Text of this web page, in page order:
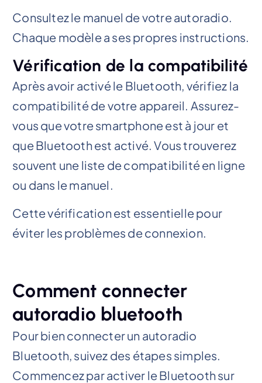
Consultez le manuel de votre autoradio.
Chaque modèle a ses propres instructions.
Vérification de la compatibilité
Après avoir activé le Bluetooth, vérifiez la
compatibilité de votre appareil. Assurez-
vous que votre smartphone est à jour et
que Bluetooth est activé. Vous trouverez
souvent une liste de compatibilité en ligne
ou dans le manuel.
Cette vérification est essentielle pour
éviter les problèmes de connexion.
Comment connecter
autoradio bluetooth
Pour bien connecter un autoradio
Bluetooth, suivez des étapes simples.
Commencez par activer le Bluetooth sur